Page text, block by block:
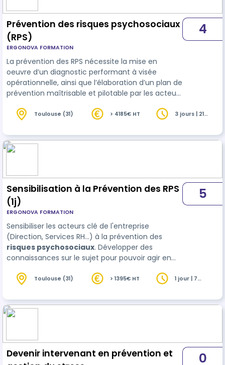
Prévention des risques psychosociaux
(RPS)
ERGONOVA FORMATION
La prévention des RPS nécessite la mise en
oeuvre d’un diagnostic performant à visée
opérationnelle, ainsi que l’élaboration d’un plan de
prévention maîtrisable et pilotable par les acteurs
formation propose d’appréhender les différentes
global, objectivé et partagé, et une méthode
d’élaboration d’un plan d’actions opérationnel.
4
Toulouse (31) > 4185€ HT
3 jours | 21
Sensibilisation à la Prévention des RPS
(1j)
ERGONOVA FORMATION
Sensibiliser les acteurs clé de l'entreprise
(Direction, Services RH...) à la prévention des
risques psychosociaux. Développer des
connaissances sur le sujet pour pouvoir agir en
Document Unique d'évaluation des risques
5
Toulouse (31) > 1395€ HT
1 jour | 7
Devenir intervenant en prévention et
0